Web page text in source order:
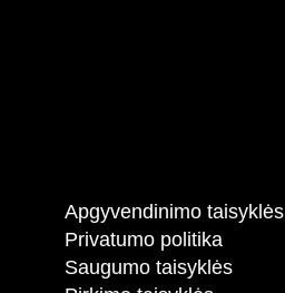
Apgyvendinimo taisyklės
Privatumo politika
Saugumo taisyklės